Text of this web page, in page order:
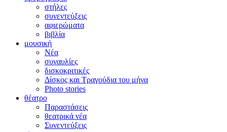
στήλες
συνεντεύξεις
αφιερώματα
βιβλία
μουσική
Νέα
συναυλίες
δισκοκριτικές
Δίσκος και Τραγούδια του μήνα
Photo stories
θέατρο
Παραστάσεις
θεατρικά νέα
Συνεντεύξεις